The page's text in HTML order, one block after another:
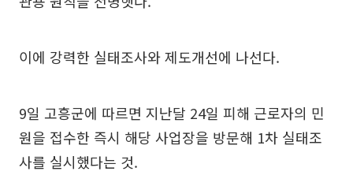
이에 강력한 실태조사와 제도개선에 나선다.
9일 고흥군에 따르면 지난달 24일 피해 근로자의 민
원을 접수한 즉시 해당 사업장을 방문해 1차 실태조
사를 실시했다는 것.